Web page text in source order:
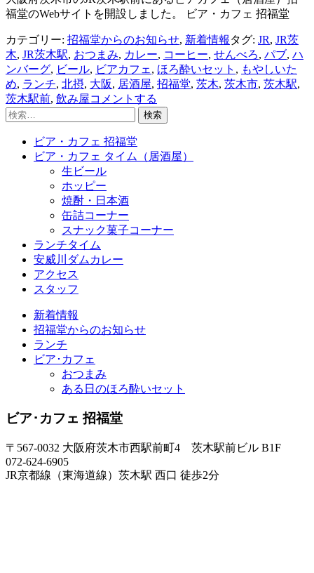
福堂のWebサイトを開設しました。 ビア・カフェ 招福堂
カテゴリー: 招福堂からのお知らせ, 新着情報 タグ: JR, JR茨
木, JR茨木駅, おつまみ, カレー, コーヒー, せんべろ, パブ, ハ
ンバーグ, ビール, ビアカフェ , ほろ酔いセット , もやしいた
め, ランチ, 北摂, 大阪, 居酒屋, 招福堂, 茨木, 茨木市, 茨木駅,
茨木駅前, 飲み屋コメントする
検
ビア・カフェ 招福堂
ビア・カフェ タイム（居酒屋）
生ビール
ホッピー
焼酎・日本酒
缶詰コーナー
スナック菓子コーナー
ランチタイム
安威川ダムカレー
アクセス
スタッフ
新着情報
招福堂からのお知らせ
ランチ
ビア･カフェ
おつまみ
ある日のほろ酔いセット
ビア･カフェ 招福堂
〒567-0032 大阪府茨木市西駅前町4 茨木駅前ビル B1F
072-624-6905
JR京都線（東海道線）茨木駅 西口 徒歩2分